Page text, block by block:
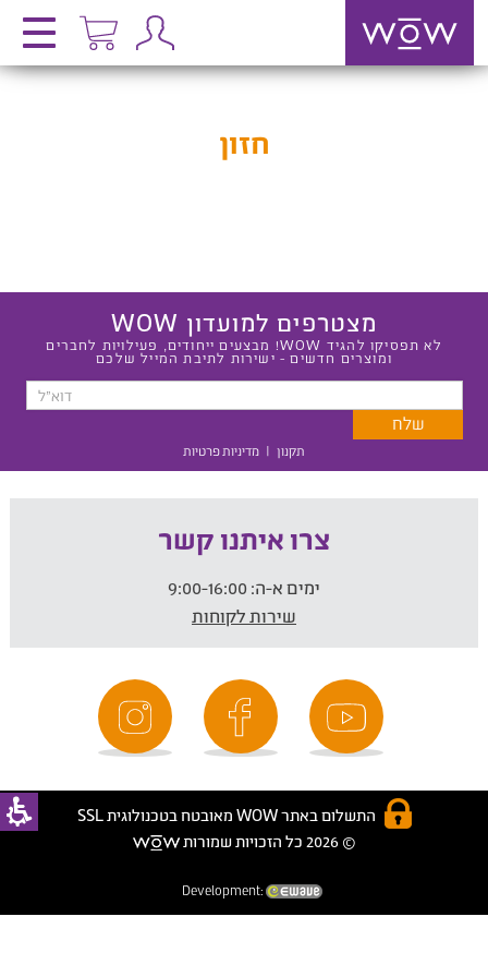
חזון
מצטרפים למועדון WOW
לא תפסיקו להגיד WOW! מבצעים ייחודים, פעילויות לחברים
ומוצרים חדשים - ישירות לתיבת המייל שלכם
תקנון | מדיניות פרטיות
צרו איתנו קשר
ימים א-ה:
שירות לקוחות
התשלום באתר WOW מאובטח בטכנולוגית SSL
© 2026 כל הזכויות שמורות
Development: